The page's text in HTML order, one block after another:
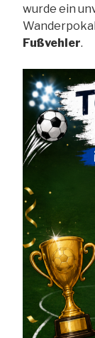
wurde ein
Fußvehler.